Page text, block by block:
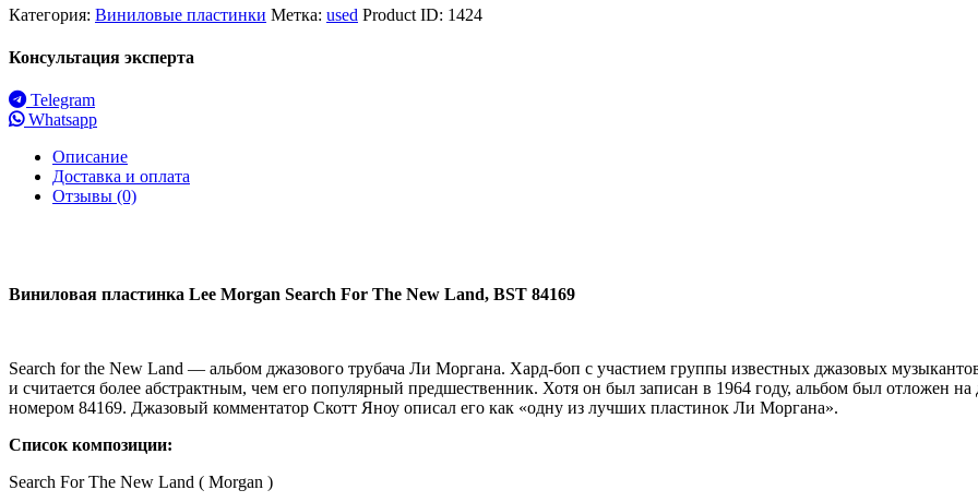
Категория: Виниловые пластинки Метка: used Product ID: 1424
Консультация эксперта
Telegram
Whatsapp
Описание
Доставка и оплата
Отзывы (0)
Виниловая пластинка Lee Morgan Search For The New Land, BST 84169
Search for the New Land — альбом джазового трубача Ли Моргана. Хард-боп с участием группы известных джазовых
и считается более абстрактным, чем его популярный предшественник. Хотя он был записан в 1964 году, альбом был отложен
номером 84169. Джазовый комментатор Скотт Яноу описал его как «одну из лучших пластинок Ли Моргана».
Список композиции:
Search For The New Land ( Morgan )